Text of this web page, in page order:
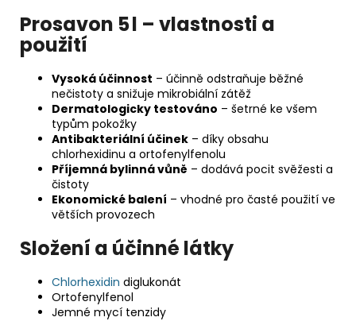
Prosavon 5 l – vlastnosti a
použití
Vysoká účinnost – účinně odstraňuje běžné
nečistoty a snižuje mikrobiální zátěž
Dermatologicky testováno – šetrné ke všem
typům pokožky
Antibakteriální účinek – díky obsahu
chlorhexidinu a ortofenylfenolu
Příjemná bylinná vůně – dodává pocit svěžesti a
čistoty
Ekonomické balení – vhodné pro časté použití ve
větších provozech
Složení a účinné látky
Chlorhexidin diglukonát
Ortofenylfenol
Jemné mycí tenzidy